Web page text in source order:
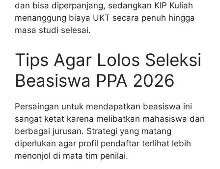
dan bisa diperpanjang, sedangkan KIP Kuliah
menanggung biaya UKT secara penuh hingga
masa studi selesai.
Tips Agar Lolos Seleksi
Beasiswa PPA 2026
Persaingan untuk mendapatkan beasiswa ini
sangat ketat karena melibatkan mahasiswa dari
berbagai jurusan. Strategi yang matang
diperlukan agar profil pendaftar terlihat lebih
menonjol di mata tim penilai.